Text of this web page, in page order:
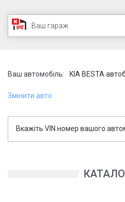
Ваш гараж
Ваш автомобіль: KIA BESTA
Змінити авто
Вкажіть VIN номер вашого